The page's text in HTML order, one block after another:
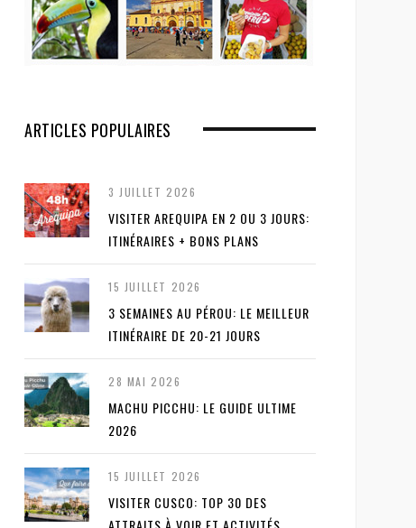
ARTICLES POPULAIRES
3 JUILLET 2026
VISITER AREQUIPA EN 2 OU 3 JOURS:
ITINÉRAIRES + BONS PLANS
15 JUILLET 2026
3 SEMAINES AU PÉROU: LE MEILLEUR
ITINÉRAIRE DE 20-21 JOURS
28 MAI 2026
MACHU PICCHU: LE GUIDE ULTIME
2026
15 JUILLET 2026
VISITER CUSCO: TOP 30 DES